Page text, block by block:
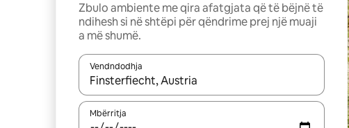
Zbulo ambiente me qira afatgjata që të bëjnë të
ndihesh si në shtëpi për qëndrime prej një muaji
a më shumë.
Vendndodhja
Kur rezultatet të jenë të disponueshme, lëviz me butonat
Mbërritja